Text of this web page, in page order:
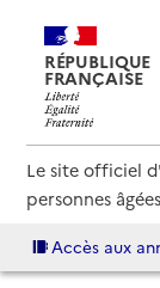
RÉPUBLIQUE
FRANÇAISE
Le site officiel
personnes
Accès aux